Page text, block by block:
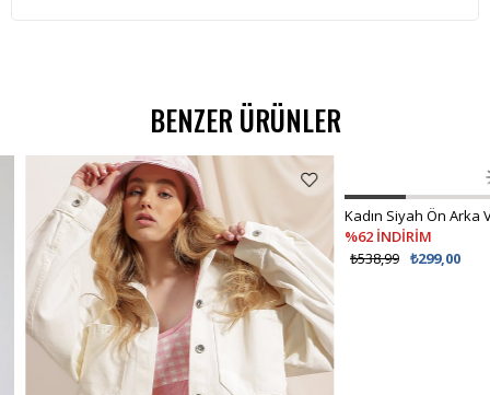
BENZER ÜRÜNLER